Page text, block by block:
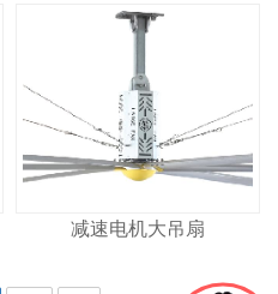
减速电机大吊扇